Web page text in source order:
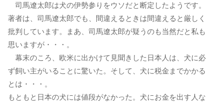
司馬遼太郎は犬の伊勢参りをウソだと断定したようです。
著者は、司馬遼太郎でも、間違えるときは間違えると厳しく
批判しています。まあ、司馬遼太郎が疑うのも当然だと私も
思いますが・・・。
幕末のころ、欧米に出かけて見聞きした日本人は、犬に必
ず飼い主がいることに驚いた。そして、犬に税金までかかる
とは・・・。
もともと日本の犬には値段がなかった。犬にお金を出す人な